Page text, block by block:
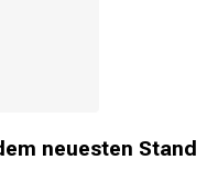
neuesten Stand